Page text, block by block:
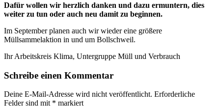
Dafür wollen wir herzlich danken und dazu ermuntern, dies
weiter zu tun oder auch neu damit zu beginnen.
Im September planen auch wir wieder eine größere
Müllsammelaktion in und um Bollschweil.
Ihr Arbeitskreis Klima, Untergruppe Müll und Verbrauch
Schreibe einen Kommentar
Deine E-Mail-Adresse wird nicht veröffentlicht. Erforderliche
Felder sind mit * markiert